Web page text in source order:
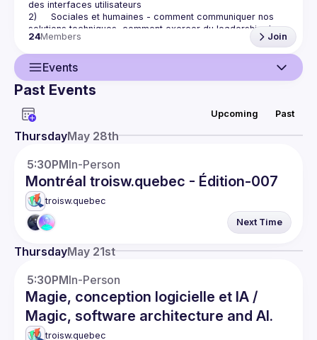
2)     Sociales et humaines - comment communiquer nos
solutions techniques, comment exercer du leadership dans
3)     Les enjeux courants pour les technologues en
transformation numérique, que ce soit sur les plans
24Members Join
Events
Events
Network
Past Events
Upcoming Past
ThursdayMay 28th
5:30PMIn-Person
Montréal troisw.quebec - Édition-007
troisw.quebec
Next Time
ThursdayMay 21st
5:30PMIn-Person
Magie, conception logicielle et IA /
Magic, software architecture and AI.
troisw.quebec